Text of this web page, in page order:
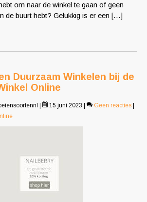
om naar de winkel te gaan of geen
de buurt hebt? Gelukkig is er een […]
Duurzaam Winkelen bij de
Online
15 juni 2023 Geen reacties